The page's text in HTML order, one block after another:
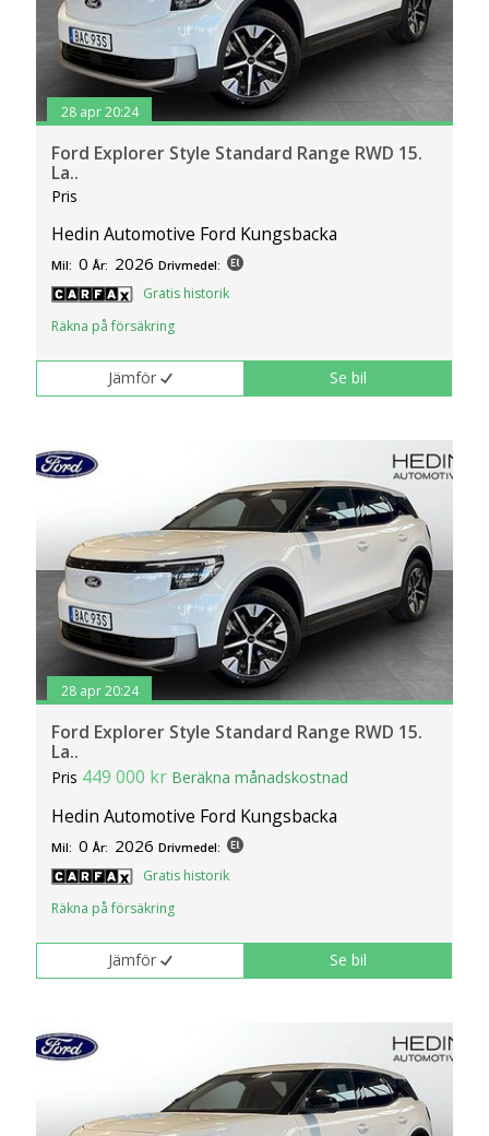
28 apr 20:24
Ford Explorer Style Standard Range RWD 15.
La..
Pris
Hedin Automotive Ford Kungsbacka
Mil: 0 År: 2026 Drivmedel:
Gratis historik
Räkna på försäkring
Jämför Se bil
28 apr 20:24
Ford Explorer Style Standard Range RWD 15.
La..
Pris 449 000 kr Beräkna månadskostnad
Hedin Automotive Ford Kungsbacka
Mil: 0 År: 2026 Drivmedel:
Gratis historik
Räkna på försäkring
Jämför Se bil